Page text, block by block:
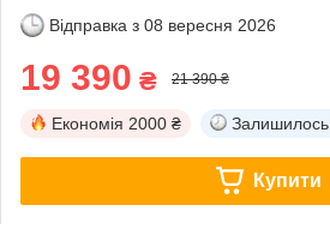
Відправка з 08 вересня 2026
19 390 ₴ 21 390 ₴
Економія 2000 ₴ Залишилось
Купити